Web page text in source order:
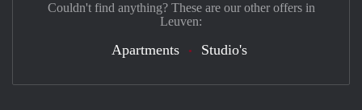
Couldn't find anything? These are our other offers in
Leuven:
Apartments Studio's